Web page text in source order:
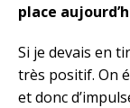
place
Si je devais en
très positif. On
et donc